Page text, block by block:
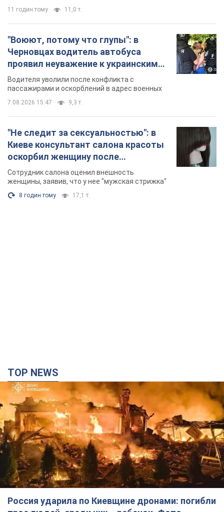
11 годин тому 11,0 т.
"Воюют, потому что глупы": в
Черновцах водитель автобуса
проявил неуважение к украинским
военным и поплатился за это.
Видео
Водителя уволили после конфликта с
пассажирами и оскорблений в адрес военных
7.08.2026 15:47 9,3 т.
"Не следит за сексуальностью": в
Киеве консультант салона красоты
оскорбил женщину после
химиотерапии, разгорелся скандал.
Фото
Сотрудник салона оценил внешность
женщины, заявив, что у нее "мужская стрижка"
8 годин тому 17,1 т.
TOP NEWS
Россия ударила по Киевщине дронами: погибли